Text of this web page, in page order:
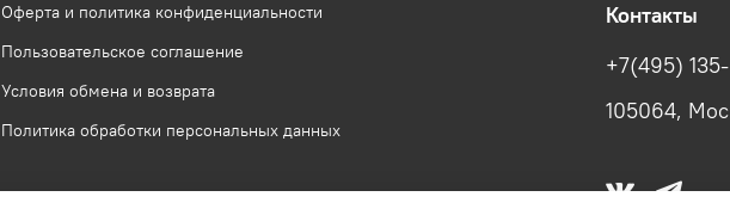
Оферта и политика конфиденциальности
Пользовательское соглашение
Условия обмена и возврата
Политика обработки персональных данных
Контакты
+7(495)
105064,